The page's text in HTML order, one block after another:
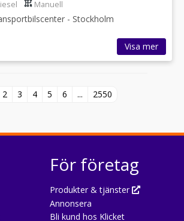
Manuell
- Stockholm
Visa mer
2 3 4 5 6 ... 2550
För företag
Produkter & tjänster
Annonsera
Bli kund hos Klicket